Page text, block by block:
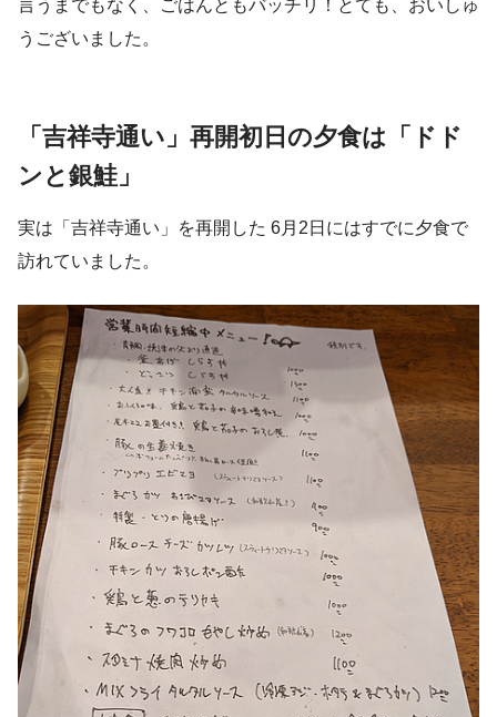
言うまでもなく、ごはんともバッチリ！とても、おいしゅ
うございました。
「吉祥寺通い」再開初日の夕食は「ドド
ンと銀鮭」
実は「吉祥寺通い」を再開した 6月2日にはすでに夕食で
訪れていました。